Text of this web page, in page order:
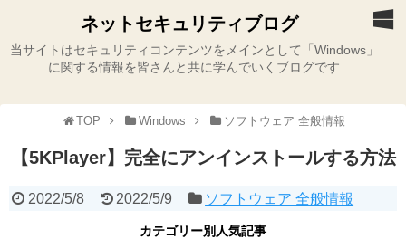
ネットセキュリティブログ
当サイトはセキュリティコンテンツをメインとして「Windows」
に関する情報を皆さんと共に学んでいくブログです
TOP Windows ソフトウェア 全般情報
【5KPlayer】完全にアンインストールする方法
2022/5/8 2022/5/9 ソフトウェア 全般情報
カテゴリー別人気記事